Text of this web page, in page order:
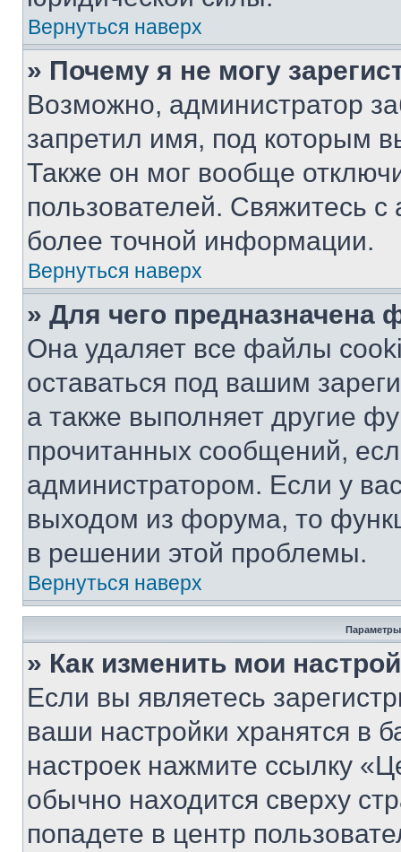
Вернуться наверх
» Почему я не могу
Возможно, администратор
запретил имя, под которым
Также он мог вообще
пользователей. Свяжитесь
более точной информации.
Вернуться наверх
» Для чего предназначена
Она удаляет все файлы
оставаться под вашим
а также выполняет другие
прочитанных сообщений,
администратором. Если у
выходом из форума, то
в решении этой проблемы.
Вернуться наверх
Параметры
» Как изменить мои
Если вы являетесь
ваши настройки хранятся в
настроек нажмите ссылку
обычно находится сверху
попадете в центр